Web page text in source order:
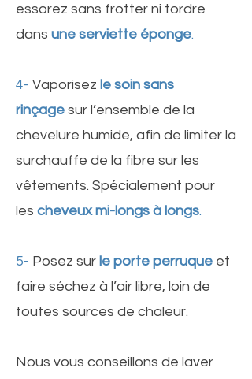
essorez sans frotter ni tordre
dans une serviette éponge.
4- Vaporisez le soin sans
rinçage sur l’ensemble de la
chevelure humide, afin de limiter la
surchauffe de la fibre sur les
vêtements. Spécialement pour
les cheveux mi-longs à longs.
5- Posez sur le porte perruque et
faire séchez à l’air libre, loin de
toutes sources de chaleur.
Nous vous conseillons de laver